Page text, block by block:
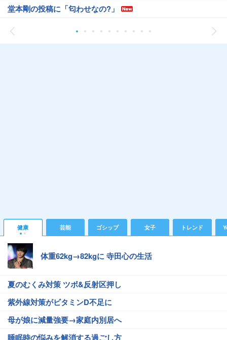
堂本剛の投稿に「匂わせなの?」
健康 芸能 ゴシップ 女子 トレンド
体重62kg→82kgに 寺田心の生活
夏のむくみ対策 ツボ&反射区押し
紫外線対策がビタミンD不足に
母が娘に減量強要→家庭内別居へ
睡眠時の悩みを解消する過ごし方